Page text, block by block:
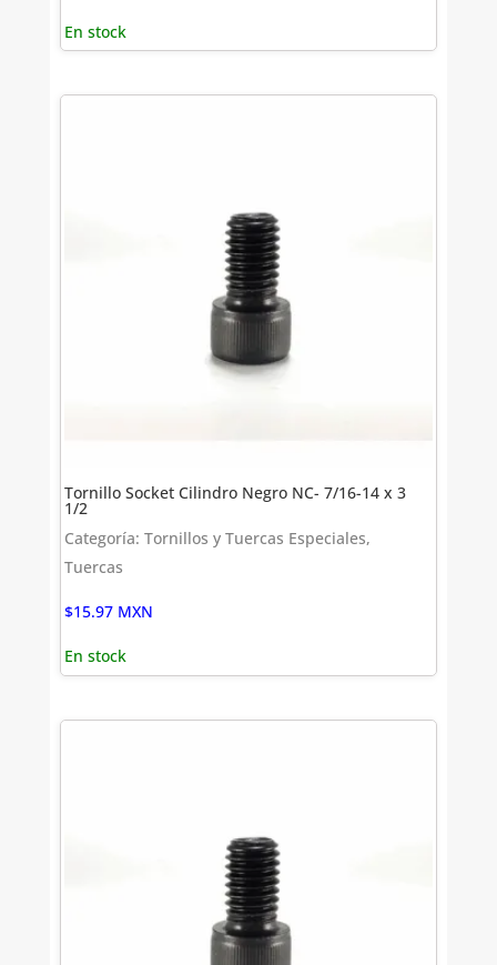
En stock
Tornillo Socket Cilindro Negro NC- 7/16-14 x 3
1/2
Categoría: Tornillos y Tuercas Especiales,
Tuercas
$15.97 MXN
En stock